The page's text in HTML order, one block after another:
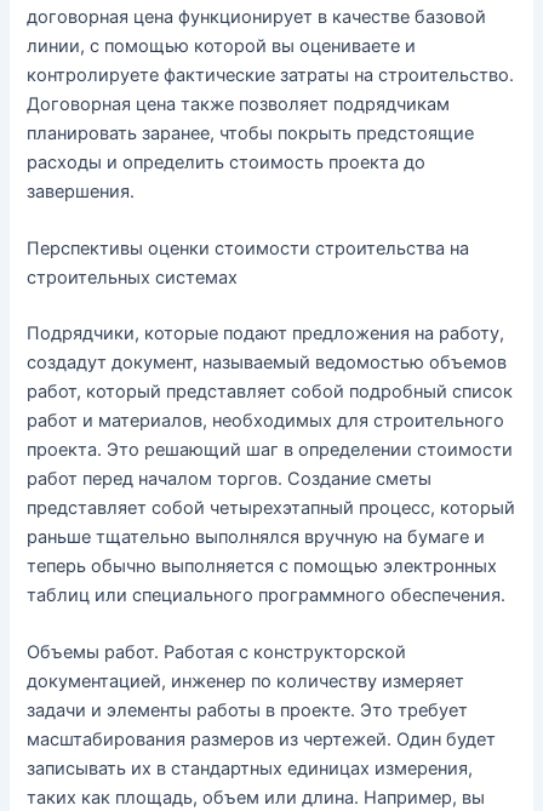
договорная цена функционирует в качестве базовой
линии, с помощью которой вы оцениваете и
контролируете фактические затраты на строительство.
Договорная цена также позволяет подрядчикам
планировать заранее, чтобы покрыть предстоящие
расходы и определить стоимость проекта до
завершения.
Перспективы оценки стоимости строительства на
строительных системах
Подрядчики, которые подают предложения на работу,
создадут документ, называемый ведомостью объемов
работ, который представляет собой подробный список
работ и материалов, необходимых для строительного
проекта. Это решающий шаг в определении стоимости
работ перед началом торгов. Создание сметы
представляет собой четырехэтапный процесс, который
раньше тщательно выполнялся вручную на бумаге и
теперь обычно выполняется с помощью электронных
таблиц или специального программного обеспечения.
Объемы работ. Работая с конструкторской
документацией, инженер по количеству измеряет
задачи и элементы работы в проекте. Это требует
масштабирования размеров из чертежей. Один будет
записывать их в стандартных единицах измерения,
таких как площадь, объем или длина. Например, вы